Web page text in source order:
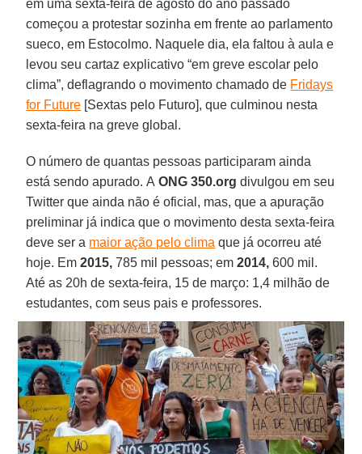
em uma sexta-feira de agosto do ano passado
começou a protestar sozinha em frente ao parlamento
sueco, em Estocolmo. Naquele dia, ela faltou à aula e
levou seu cartaz explicativo “em greve escolar pelo
clima”, deflagrando o movimento chamado de Fridays
for Future [Sextas pelo Futuro], que culminou nesta
sexta-feira na greve global.
O número de quantas pessoas participaram ainda
está sendo apurado. A ONG 350.org divulgou em seu
Twitter que ainda não é oficial, mas, que a apuração
preliminar já indica que o movimento desta sexta-feira
deve ser a maior ação pelo clima que já ocorreu até
hoje. Em2015, 785 mil pessoas; em2014, 600 mil.
Até as 20h de sexta-feira, 15 de março: 1,4 milhão de
estudantes, com seus pais e professores.